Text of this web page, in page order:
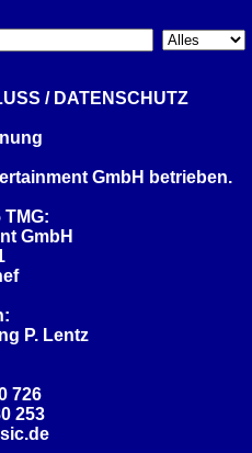
/ DATENSCHUTZ
GmbH betrieben.
GmbH
P. Lentz
726
253